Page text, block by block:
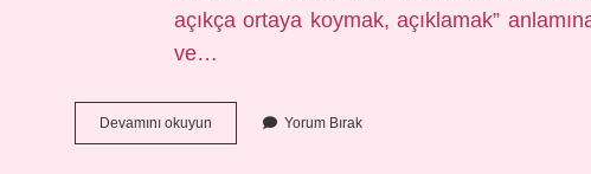
açıkça ortaya koymak, açıklamak”
ve…
Devamını okuyun
Ne
Yorum Bırak